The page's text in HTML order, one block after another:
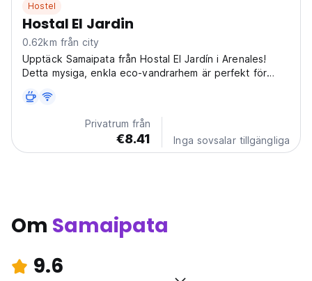
Hostel
Hostal El Jardin
0.62km från city
Upptäck Samaipata från Hostal El Jardín i Arenales!
Detta mysiga, enkla eco-vandrarhem är perfekt för
translated from original language)
Privatrum från
€8.41 Inga sovsalar tillgängliga
Om Samaipata
9.6